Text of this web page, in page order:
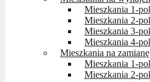
Mieszkania 1-
Mieszkania 2-
Mieszkania 3-
Mieszkania 4-
Mieszkania na zamianę
Mieszkania 1-
Mieszkania 2-